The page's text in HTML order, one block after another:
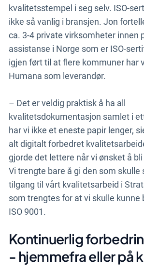
kvalitetsstempel i seg selv. ISO-
ikke så vanlig i bransjen. Jon
ca. 3-4 private virksomheter innen
assistanse i Norge som er ISO-
igjen ført til at flere kommuner har
Humana som leverandør.
– Det er veldig praktisk å ha all
kvalitetsdokumentasjon samlet i
har vi ikke et eneste papir lenger,
alt digitalt forbedret
gjorde det lettere når vi ønsket å
Vi trengte bare å gi den som skulle
tilgang til vårt kvalitetsarbeid i
som trengtes for at vi skulle kunne
ISO 9001.
Kontinuerlig
- hjemmefra eller på